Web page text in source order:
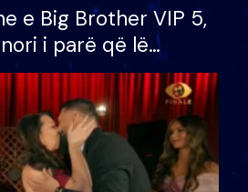
e Big Brother VIP 5,
i parë që lë
mundësinë për
e madh